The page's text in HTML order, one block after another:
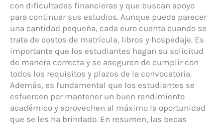
con dificultades financieras y que buscan apoyo
para continuar sus estudios. Aunque pueda parecer
una cantidad pequeña, cada euro cuenta cuando se
trata de costos de matrícula, libros y hospedaje. Es
importante que los estudiantes hagan su solicitud
de manera correcta y se aseguren de cumplir con
todos los requisitos y plazos de la convocatoria.
Además, es fundamental que los estudiantes se
esfuercen por mantener un buen rendimiento
académico y aprovechen al máximo la oportunidad
que se les ha brindado. En resumen, las becas